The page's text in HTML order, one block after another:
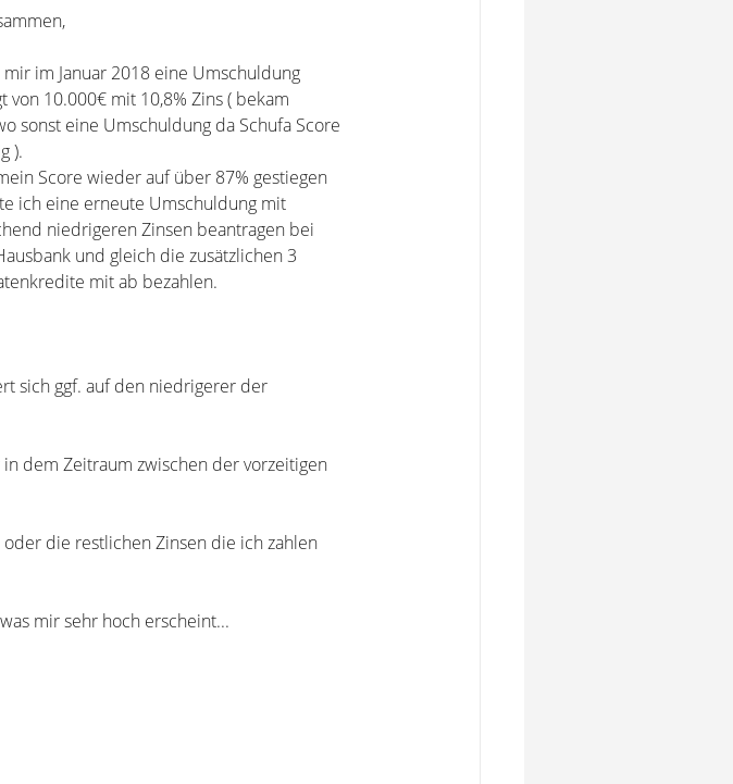
im Januar 2018 eine Umschuldung
von 10.000€ mit 10,8% Zins ( bekam
sonst eine Umschuldung da Schufa Score
).
Score wieder auf über 87% gestiegen
ich eine erneute Umschuldung mit
niedrigeren Zinsen beantragen bei
und gleich die zusätzlichen 3
mit ab bezahlen.
sich ggf. auf den niedrigerer der
dem Zeitraum zwischen der vorzeitigen
die restlichen Zinsen die ich zahlen
mir sehr hoch erscheint...